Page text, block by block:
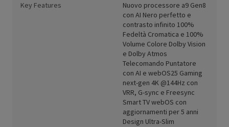
Key Features
Nuovo processore a9 Gen8
con AI Nero perfetto e
contrasto infinito 100%
Fedeltà Cromatica e 100%
Volume Colore Dolby Vision
e Dolby Atmos
Telecomando Puntatore
con AI e webOS25 Gaming
next-gen 4K @144Hz con
VRR, G-sync e Freesync
Smart TV webOS con
aggiornamenti per 5 anni
Design Ultra-Slim